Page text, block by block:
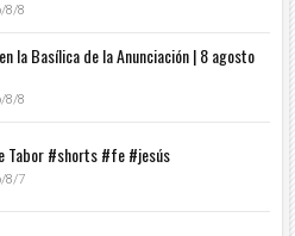
8/8
la Basílica de la Anunciación | 8 agosto
8/8
Tabor #shorts #fe #jesús
8/7